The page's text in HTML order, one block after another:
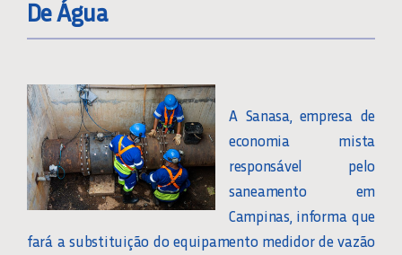
De Água
A Sanasa, empresa de
economia mista
responsável pelo
saneamento em
Campinas, informa que
fará a substituição do equipamento medidor de vazão